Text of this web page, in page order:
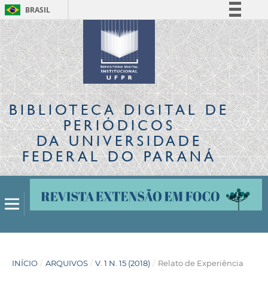
BRASIL
Simplifique!
Comunica BR
Participe
Acesso à informação
Legislação
Canais
BIBLIOTECA DIGITALDE
PERIÓDICOS
DA UNIVERSIDADE
FEDERAL DO PARANÁ
INÍCIO / ARQUIVOS / V. 1 N. 15 (2018) / Relato de Experiência